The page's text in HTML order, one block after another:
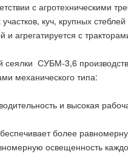
с агротехническими
куч, крупных
агрегатируется с
сеялки СУБМ-3,6
механического типа:
и высокая
более
освещенность